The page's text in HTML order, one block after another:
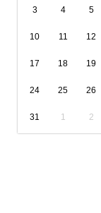
3 4 5
10 11 12
17 18 19
24 25 26
31 1 2